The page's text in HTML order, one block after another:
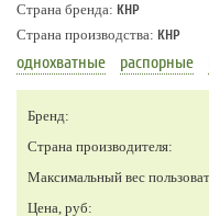
Страна бренда: КНР
Страна производства: КНР
однохватные распорные
Бренд:
Страна производителя:
Максимальный вес
Цена, руб: